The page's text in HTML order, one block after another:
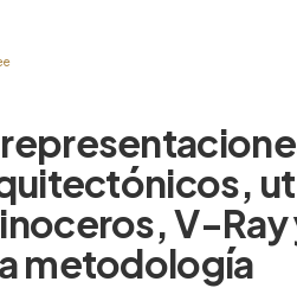
V-Ray
metodología